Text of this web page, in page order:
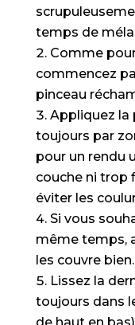
temps de
Comme
commencez
pinceau
Appliquez la
toujours par
pour un rendu
couche ni trop
éviter les
Si vous
même temps,
les couvre bien.
Lissez la
toujours dans